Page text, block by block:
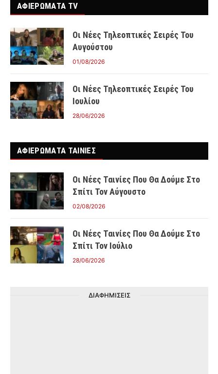
ΑΦΙΕΡΩΜΑΤΑ TV
Οι Νέες Τηλεοπτικές Σειρές Του
Αυγούστου
01/08/2026
Οι Νέες Τηλεοπτικές Σειρές Του
Ιουλίου
28/06/2026
ΑΦΙΕΡΩΜΑΤΑ ΤΑΙΝΊΕΣ
Οι Νέες Ταινίες Που Θα Δούμε Στο
Σπίτι Τον Αύγουστο
02/08/2026
Οι Νέες Ταινίες Που Θα Δούμε Στο
Σπίτι Τον Ιούλιο
28/06/2026
ΔΙΑΦΗΜΙΣΕΙΣ